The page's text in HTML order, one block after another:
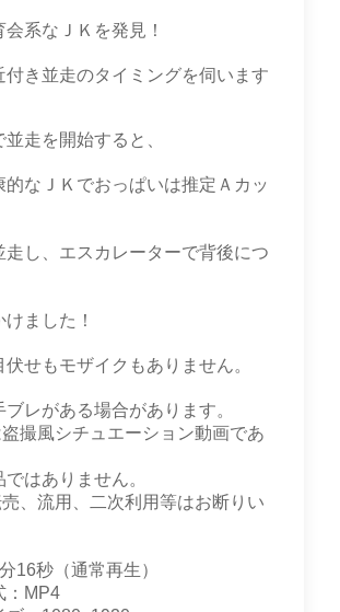
系なＪＫを発見！
付き並走のタイミングを伺います
走を開始すると、
的なＪＫでおっぱいは推定Ａカッ
走し、エスカレーターで背後につ
ました！
せもモザイクもありません。
レがある場合があります。
撮風シチュエーション動画であ
はありません。
、流用、二次利用等はお断りい
16秒（通常再生）
：MP4